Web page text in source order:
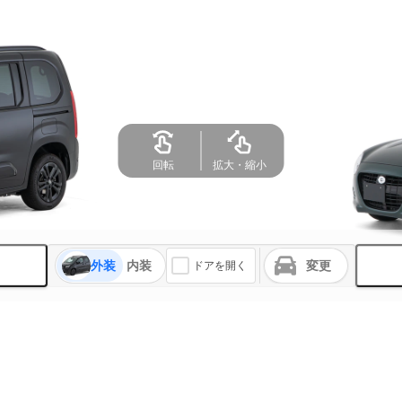
外装 内装 ドアを開く 変更
回転 拡大・縮小